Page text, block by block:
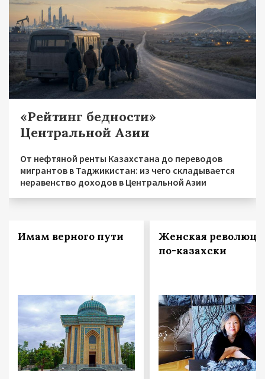
«Рейтинг бедности»
Центральной Азии
От нефтяной ренты Казахстана до переводов
мигрантов в Таджикистан: из чего складывается
неравенство доходов в Центральной Азии
Имам верного пути
Женская
по-казахски